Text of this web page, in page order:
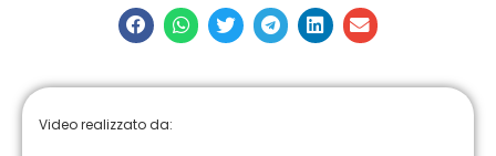
Video realizzato da: